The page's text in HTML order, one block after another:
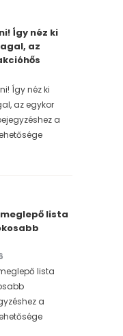
Így néz ki
az
Így néz ki
az egykor
a
lista
lista
a